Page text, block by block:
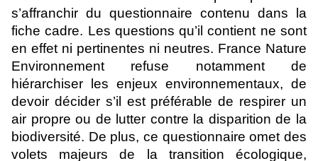
s’affranchir du questionnaire contenu dans la
fiche cadre. Les questions qu’il contient ne sont
en effet ni pertinentes ni neutres. France Nature
Environnement refuse notamment de
hiérarchiser les enjeux environnementaux, de
devoir décider s’il est préférable de respirer un
air propre ou de lutter contre la disparition de la
biodiversité. De plus, ce questionnaire omet des
volets majeurs de la transition écologique,